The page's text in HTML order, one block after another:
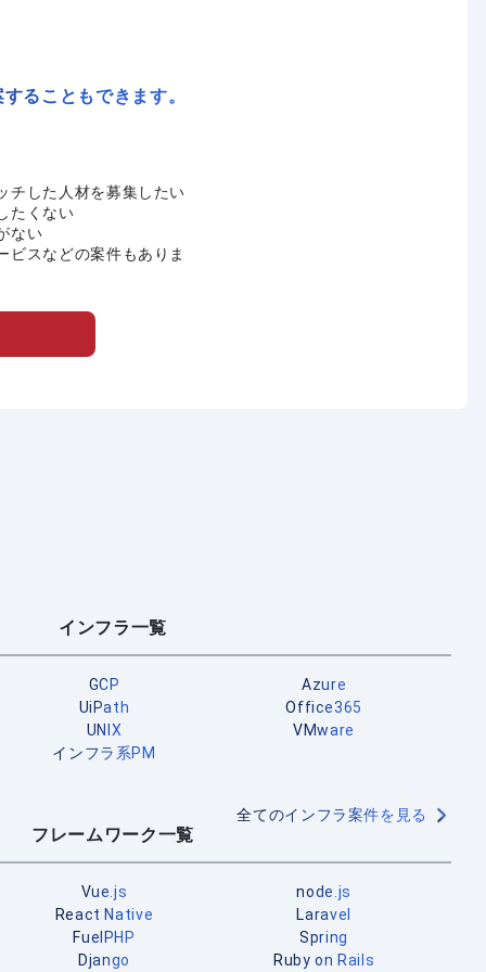
ることもできます。
チした人材を募集したい
たくない
ない
ビスなどの案件もありま
インフラ一覧
GCP
Azure
UiPath
Office365
UNIX
VMware
インフラ系PM
全てのインフラ案件を見る
フレームワーク一覧
Vue.js
node.js
React Native
Laravel
FuelPHP
Spring
Django Ruby on Rails